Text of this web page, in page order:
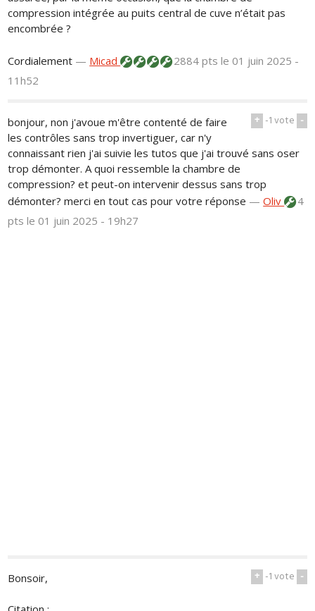
compression intégrée au puits central de cuve n’était pas
encombrée ?
Cordialement — Micad 2884 ptsle 01 juin 2025 -
11h52
+ -1vote -
bonjour, non j'avoue m'être contenté de faire
les contrôles sans trop invertiguer, car n'y
connaissant rien j'ai suivie les tutos que j'ai trouvé sans oser
trop démonter. A quoi ressemble la chambre de
compression? et peut-on intervenir dessus sans trop
démonter? merci en tout cas pour votre réponse —Oliv
4
ptsle 01 juin 2025 - 19h27
+ -1vote -
Bonsoir,